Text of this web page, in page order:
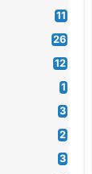
11
26
12
1
3
2
3